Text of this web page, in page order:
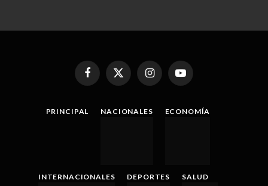
FacebookX
(Twitter)
InstagramYouTube
PRINCIPAL NACIONALES ECONOMÍA
INTERNACIONALES DEPORTES SALUD